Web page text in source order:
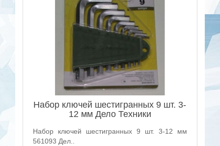
Набор ключей шестигранных 9 шт. 3-
12 мм Дело Техники
Набор ключей шестигранных 9 шт. 3-12 мм
561093 Дел..